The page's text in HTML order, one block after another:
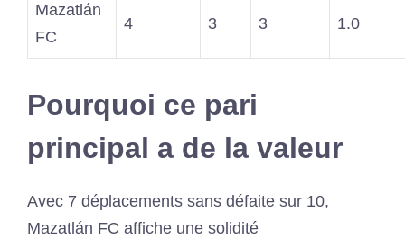
Mazatlán
FC
4 3 3 1.0
Pourquoi ce pari
principal a de la valeur
Avec 7 déplacements sans défaite sur 10,
Mazatlán FC affiche une solidité